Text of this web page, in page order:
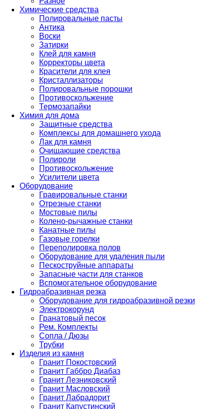
Химические средства
Полировальные пасты
Антика
Воски
Затирки
Клей для камня
Корректоры цвета
Красители для клея
Кристаллизаторы
Полировальные порошки
Противоскольжение
Термозапайки
Химия для дома
Защитные средства
Комплексы для домашнего ухода
Лак для камня
Очищающие средства
Полироли
Противоскольжение
Усилители цвета
Оборудование
Гравировальные станки
Отрезные станки
Мостовые пилы
Колено-рычажные станки
Канатные пилы
Газовые горелки
Переполировка полов
Оборудование для удаления пыли
Пескоструйные аппараты
Запасные части для станков
Вспомогательное оборудование
Гидроабразивная резка
Оборудование для гидроабразивной резки
Электрокорунд
Гранатовый песок
Рем. Комплекты
Сопла / Дюзы
Трубки
Изделия из камня
Гранит Покостовский
Гранит Габбро Диабаз
Гранит Лезниковский
Гранит Масловский
Гранит Лабрадорит
Гранит Капустинский